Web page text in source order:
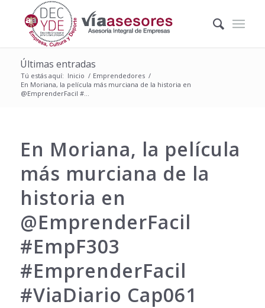
Últimas entradas
Tú estás aquí: Inicio / Emprendedores /
En Moriana, la película más murciana de la historia en
@EmprenderFacil #...
En Moriana, la película
más murciana de la
historia en
@EmprenderFacil
#EmpF303
#EmprenderFacil
#ViaDiario Cap061